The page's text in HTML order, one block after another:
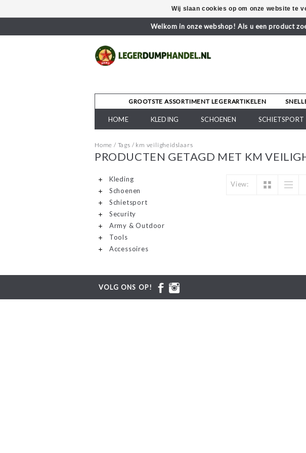
Welkom in onze webshop! Als u een product
GROOTSTE ASSORTIMENT LEGERARTIKELEN
HOME KLEDING SCHOENEN SCHIETSPORT
Home / Tags / km veiligheidslaars
PRODUCTEN GETAGD MET KM
Kleding
Schoenen
Schietsport
Security
Army & Outdoor
Tools
Accessoires
View:
VOLG ONS OP!
Wij slaan cookies op om onze website te